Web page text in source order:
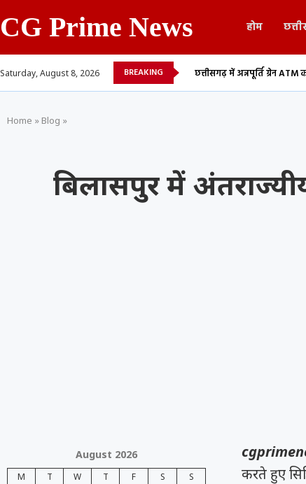
CG Prime News होम
Saturday, August 8, 2026 BREAKING
सूची, 700 शिक्षकों... छत्तीसगढ़ में अन्नपूर्ति ग्रेन ATM का शुभारंभ, अब 24
Home » Blog »
बिलासपुर में
करते हुए
August 2026
M T W T F S S